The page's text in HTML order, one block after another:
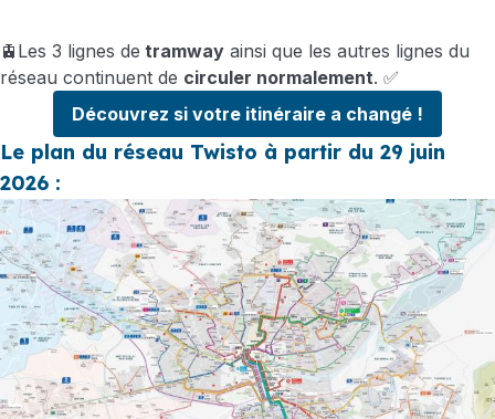
🚊Les 3 lignes de tramway ainsi que les autres lignes du
réseau continuent de circuler normalement. ✅
Découvrez si votre itinéraire a changé !
Le plan du réseau Twisto à partir du 29 juin
2026 :